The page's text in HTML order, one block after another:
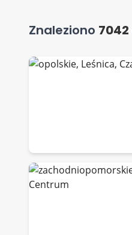
Znaleziono 7042